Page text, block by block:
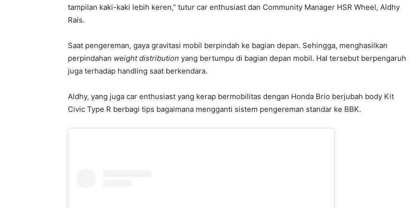
tampilan kaki-kaki lebih keren,” tutur car enthusiast dan Community Manager HSR Wheel, Aldhy
Rais.
Saat pengereman, gaya gravitasi mobil berpindah ke bagian depan. Sehingga, menghasilkan
perpindahan weight distribution yang bertumpu di bagian depan mobil. Hal tersebut berpengaruh
juga terhadap handling saat berkendara.
Aldhy, yang juga car enthusiast yang kerap bermobilitas dengan Honda Brio berjubah body Kit
Civic Type R berbagi tips bagaimana mengganti sistem pengereman standar ke BBK.